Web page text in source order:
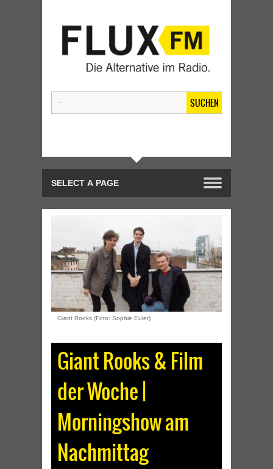
SUCHEN
Giant Rooks (Foto: Sophie Euler)
Giant Rooks & Film
der Woche |
Morningshow am
Nachmittag